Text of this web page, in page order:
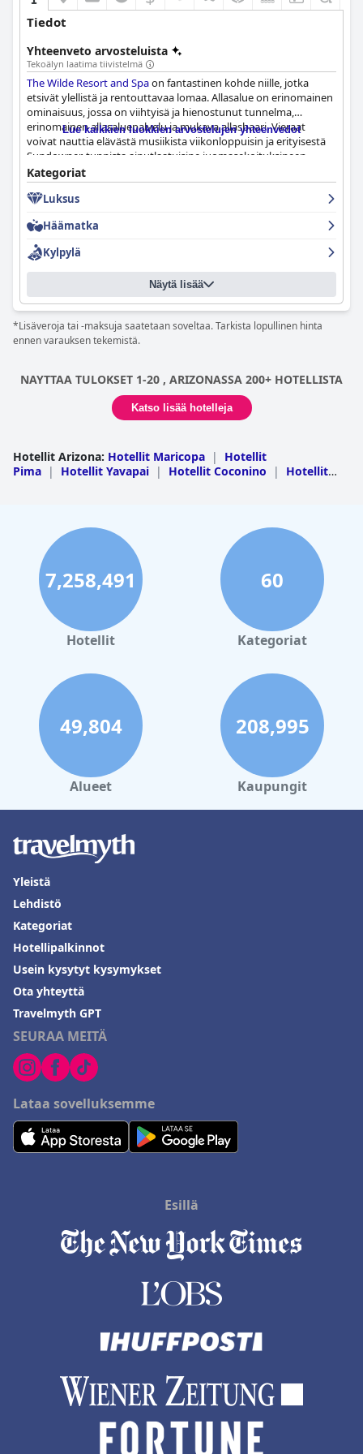
Tiedot
Yhteenveto arvosteluista
Tekoälyn laatima tiivistelmä
The Wilde Resort and Spaon fantastinen kohde niille, jotka
etsivät ylellistä ja rentouttavaa lomaa. Allasalue on erinomainen
ominaisuus, jossa on viihtyisä ja hienostunut tunnelma,
erinomainen allasaluepalvelu ja mukava allasbaari. Vieraat
voivat nauttia elävästä musiikista viikonloppuisin ja erityisestä
Sundowner-tunnista ainutlaatuisine juomasekoituksineen.
Vaikka jotkut vieraat huomauttivat, että palvelut sulkeutuivat
liian aikaisin, eikä omia alkoholijuomia saanut tuoda, lukuisat
nuotiopaikat ja yleinen tunnelma korvasivat sen. Vaikka
porealtaasta, ulkolämmitetty allas ja uskomattomat allastilat
olivat heidän oleskelunsa kohokohta.
Lue kaikkien luokkien arvostelujen yhteenvedot
Kategoriat
Luksus
Häämatka
Kylpylä
Näytä lisää
*Lisäveroja tai -maksuja saatetaan soveltaa. Tarkista lopullinen hinta
ennen varauksen tekemistä.
NAYTTAA TULOKSET 1-20 , ARIZONASSA 200+ HOTELLISTA
Katso lisää hotelleja
Hotellit Arizona: Hotellit Maricopa |
Hotellit
Pima | Hotellit Yavapai | Hotellit Coconino |
Hotellit
Hotellit Greenlee
7,258,491
Hotellit
60
Kategoriat
49,804
Alueet
208,995
Kaupungit
SEURAA MEITÄ
Lataa sovelluksemme
Yleistä
Lehdistö
Kategoriat
Hotellipalkinnot
Usein kysytyt kysymykset
Ota yhteyttä
Travelmyth GPT
Esillä